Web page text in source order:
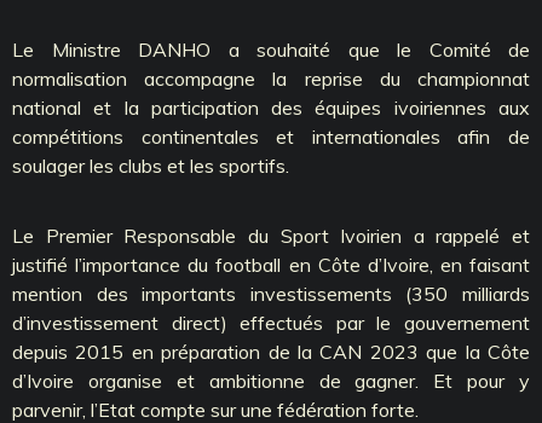
Le Ministre DANHO a souhaité que le Comité de
normalisation accompagne la reprise du championnat
national et la participation des équipes ivoiriennes aux
compétitions continentales et internationales afin de
soulager les clubs et les sportifs.
Le Premier Responsable du Sport Ivoirien a rappelé et
justifié l’importance du football en Côte d’Ivoire, en faisant
mention des importants investissements (350 milliards
d’investissement direct) effectués par le gouvernement
depuis 2015 en préparation de la CAN 2023 que la Côte
d’Ivoire organise et ambitionne de gagner. Et pour y
parvenir, l’Etat compte sur une fédération forte.